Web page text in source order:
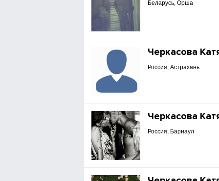
Беларусь, Орша
Черкасова
Россия, Астрахань
Черкасова
Россия, Барнаул